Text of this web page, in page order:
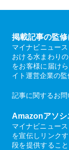
掲載記事の監
マイナビニュー
おける水まわり
をお客様に届け
イト運営企業の監
記事に関するお
Amazonアソシ
マイナビニュー
を宣伝しリンク
段を提供するこ